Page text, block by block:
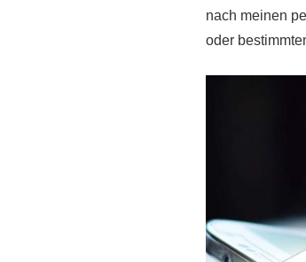
nach meinen
oder